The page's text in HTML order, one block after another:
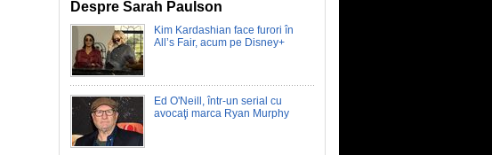
Despre Sarah Paulson
Kim Kardashian face furori în
All’s Fair, acum pe Disney+
Ed O'Neill, într-un serial cu
avocaţi marca Ryan Murphy